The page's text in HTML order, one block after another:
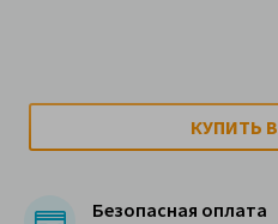
КУПИТЬ В
Безопасная оплата